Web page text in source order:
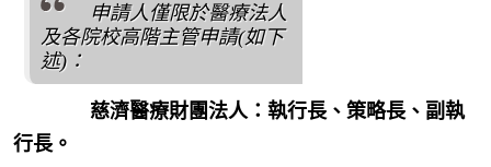
申請人僅限於醫療法人
及各院校高階主管申請(如下
述)：
慈濟醫療財團法人：執行長、策略長、副執
行長。